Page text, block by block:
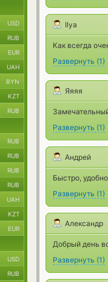
Ilya
Как всегда
Развернуть (1)
Яяяя
Развернуть (1)
Андрей
Быстро,
Развернуть (1)
Александр
Добрый день
Развернуть (1)
USD
RUB
EUR
UAH
BYN
KZT
RUB
RUB
RUB
RUB
RUB
UAH
KZT
EUR
USD
RUB